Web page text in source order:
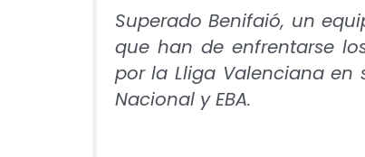
Superado Benifaió, un
que han de enfrentarse
por la Lliga Valenciana
Nacional y EBA.